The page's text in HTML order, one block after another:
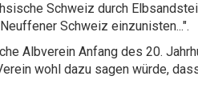
Schweiz durch
Schweiz einzunisten...".
Albverein Anfang des 20.
wohl dazu sagen würde,